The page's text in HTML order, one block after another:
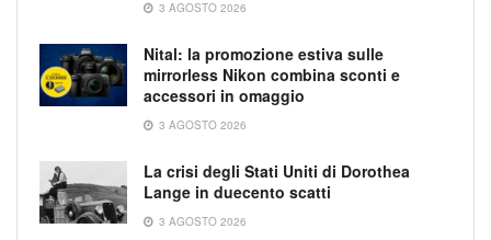
3 AGOSTO 2026
Nital: la promozione estiva sulle
mirrorless Nikon combina sconti e
accessori in omaggio
3 AGOSTO 2026
La crisi degli Stati Uniti di Dorothea
Lange in duecento scatti
3 AGOSTO 2026